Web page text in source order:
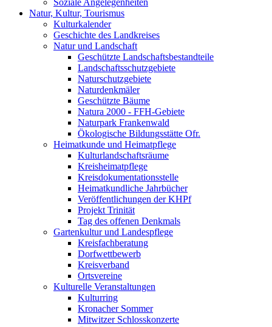
Soziale Angelegenheiten
Natur, Kultur, Tourismus
Kulturkalender
Geschichte des Landkreises
Natur und Landschaft
Geschützte Landschaftsbestandteile
Landschaftsschutzgebiete
Naturschutzgebiete
Naturdenkmäler
Geschützte Bäume
Natura 2000 - FFH-Gebiete
Naturpark Frankenwald
Ökologische Bildungsstätte Ofr.
Heimatkunde und Heimatpflege
Kulturlandschaftsräume
Kreisheimatpflege
Kreisdokumentationsstelle
Heimatkundliche Jahrbücher
Veröffentlichungen der KHPf
Projekt Trinität
Tag des offenen Denkmals
Gartenkultur und Landespflege
Kreisfachberatung
Dorfwettbewerb
Kreisverband
Ortsvereine
Kulturelle Veranstaltungen
Kulturring
Kronacher Sommer
Mitwitzer Schlosskonzerte